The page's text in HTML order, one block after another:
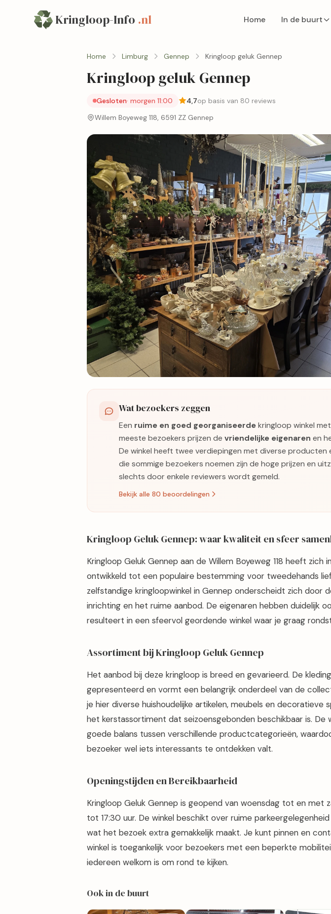
Kringloop-Info .nl Home In de buurt
Home Limburg Gennep Kringloop geluk Gennep
Kringloop geluk Gennep
Gesloten· morgen 11:00 4,7op basis van 80 reviews
Willem Boyeweg 118, 6591 ZZ Gennep
Bekijk kaart
Wat bezoekers zeggen
Een ruime en goed georganiseerdekringloop winkel
meeste bezoekers prijzen de vriendelijke eigenaren en
De winkel heeft twee verdiepingen met diverse
die sommige bezoekers noemen zijn de hoge prijzen en
slechts door enkele reviewers wordt gemeld.
Bekijk alle 80 beoordelingen
Kringloop Geluk Gennep: waar kwaliteit en sfeer
Kringloop Geluk Gennep aan de Willem Boyeweg 118 heeft zich
ontwikkeld tot een populaire bestemming voor tweedehands
zelfstandige kringloopwinkel in Gennep onderscheidt zich door
inrichting en het ruime aanbod. De eigenaren hebben duidelijk
resulteert in een sfeervol geordende winkel waar je graag
Assortiment bij Kringloop Geluk Gennep
Het aanbod bij deze kringloop is breed en gevarieerd. De
gepresenteerd en vormt een belangrijk onderdeel van de
je hier diverse huishoudelijke artikelen, meubels en decoratieve
het kerstassortiment dat seizoensgebonden beschikbaar is. De
goede balans tussen verschillende productcategorieën,
bezoeker wel iets interessants te ontdekken valt.
Openingstijden en Bereikbaarheid
Kringloop Geluk Gennep is geopend van woensdag tot en met
tot 17:30 uur. De winkel beschikt over ruime
wat het bezoek extra gemakkelijk maakt. Je kunt pinnen en
winkel is toegankelijk voor bezoekers met een beperkte
iedereen welkom is om rond te kijken.
Ook in de buurt